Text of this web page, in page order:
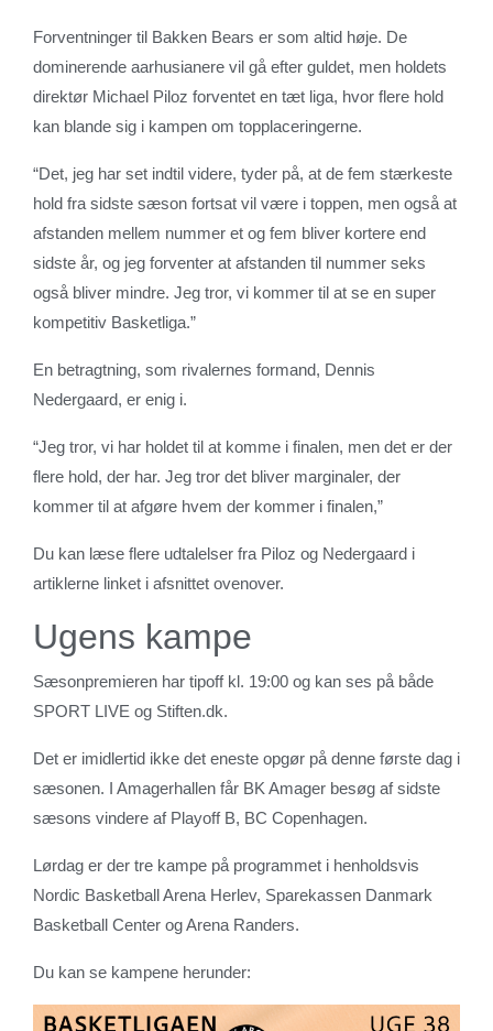
Forventninger til Bakken Bears er som altid høje. De
dominerende aarhusianere vil gå efter guldet, men holdets
direktør Michael Piloz forventet en tæt liga, hvor flere hold
kan blande sig i kampen om topplaceringerne.
“Det, jeg har set indtil videre, tyder på, at de fem stærkeste
hold fra sidste sæson fortsat vil være i toppen, men også at
afstanden mellem nummer et og fem bliver kortere end
sidste år, og jeg forventer at afstanden til nummer seks
også bliver mindre. Jeg tror, vi kommer til at se en super
kompetitiv Basketliga.”
En betragtning, som rivalernes formand, Dennis
Nedergaard, er enig i.
“Jeg tror, vi har holdet til at komme i finalen, men det er der
flere hold, der har. Jeg tror det bliver marginaler, der
kommer til at afgøre hvem der kommer i finalen,”
Du kan læse flere udtalelser fra Piloz og Nedergaard i
artiklerne linket i afsnittet ovenover.
Ugens kampe
Sæsonpremieren har tipoff kl. 19:00 og kan ses på både
SPORT LIVE og Stiften.dk.
Det er imidlertid ikke det eneste opgør på denne første dag i
sæsonen. I Amagerhallen får BK Amager besøg af sidste
sæsons vindere af Playoff B, BC Copenhagen.
Lørdag er der tre kampe på programmet i henholdsvis
Nordic Basketball Arena Herlev, Sparekassen Danmark
Basketball Center og Arena Randers.
Du kan se kampene herunder: